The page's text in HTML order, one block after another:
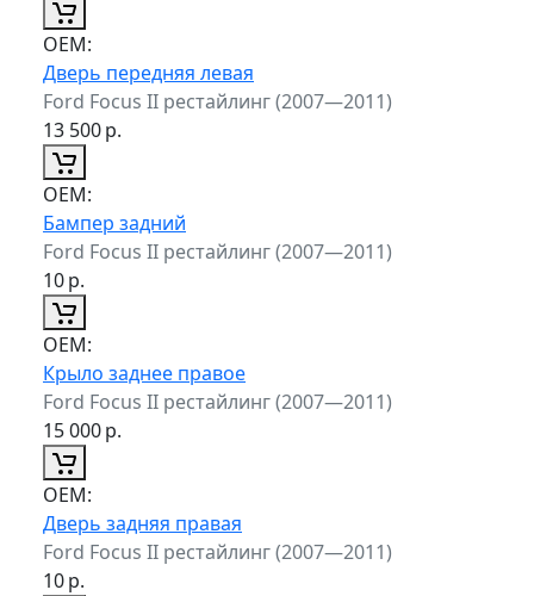
ОЕМ:
Дверь передняя левая
Ford Focus II рестайлинг (2007—2011)
13 500р.
ОЕМ:
Бампер задний
Ford Focus II рестайлинг (2007—2011)
10р.
ОЕМ:
Крыло заднее правое
Ford Focus II рестайлинг (2007—2011)
15 000р.
ОЕМ:
Дверь задняя правая
Ford Focus II рестайлинг (2007—2011)
10р.